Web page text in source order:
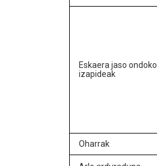
Eskaera jaso ondoko
izapideak
Oharrak